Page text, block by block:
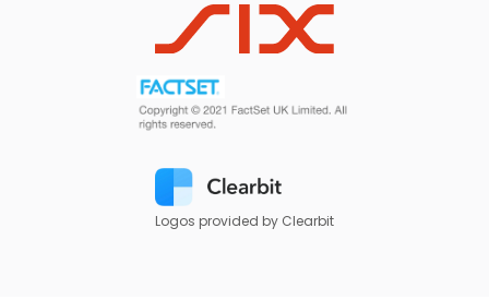
Logos provided by Clearbit